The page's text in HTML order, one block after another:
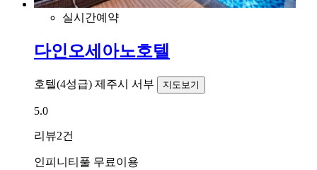
실시간예약
다인오세아노호텔
호텔(4성급) 제주시 서부 지도보기
5.0
리뷰2건
인피니티풀 무료이용